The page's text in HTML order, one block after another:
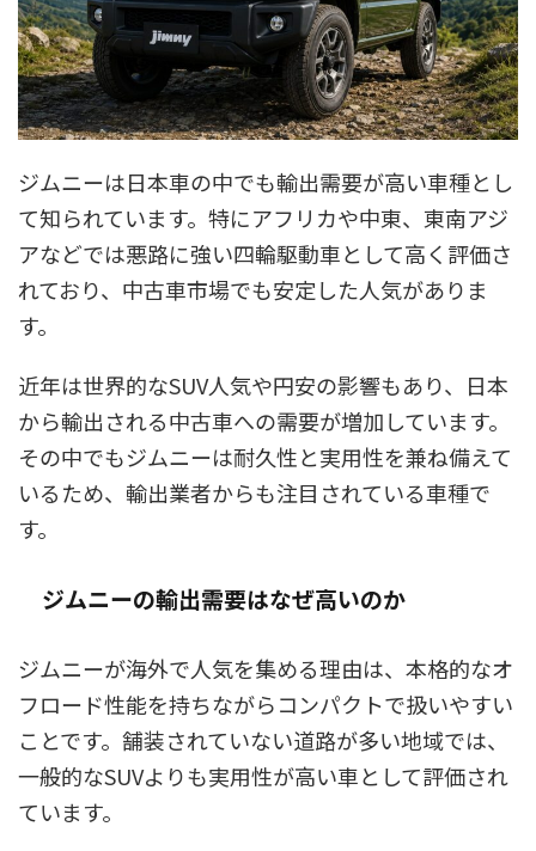
ジムニーは日本車の中でも輸出需要が高い車種とし
て知られています。特にアフリカや中東、東南アジ
アなどでは悪路に強い四輪駆動車として高く評価さ
れており、中古車市場でも安定した人気がありま
す。
近年は世界的なSUV人気や円安の影響もあり、日本
から輸出される中古車への需要が増加しています。
その中でもジムニーは耐久性と実用性を兼ね備えて
いるため、輸出業者からも注目されている車種で
す。
ジムニーの輸出需要はなぜ高いのか
ジムニーが海外で人気を集める理由は、本格的なオ
フロード性能を持ちながらコンパクトで扱いやすい
ことです。舗装されていない道路が多い地域では、
一般的なSUVよりも実用性が高い車として評価され
ています。